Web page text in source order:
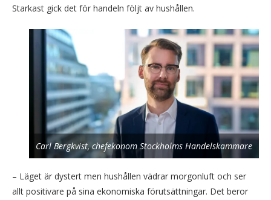
Starkast gick det för handeln följt av hushållen.
Carl Bergkvist, chefekonom Stockholms Handelskammare
– Läget är dystert men hushållen vädrar morgonluft och ser
allt positivare på sina ekonomiska förutsättningar. Det beror